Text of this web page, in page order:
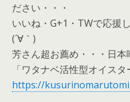
ださい・・・
いいね・G+1・TWで応援
(´∀｀)
芳さん超お薦め・・・日
「ワタナベ活性型オイスタ
https://